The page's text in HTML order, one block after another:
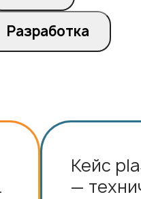
Разработка
Кейс
—